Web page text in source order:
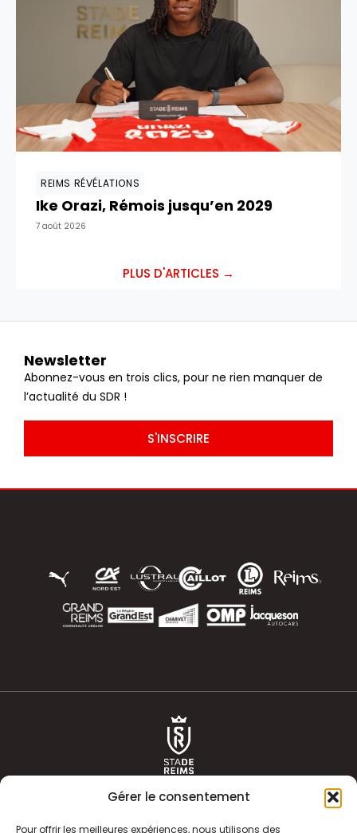
Gérer le consentement
Pour offrir les meilleures expériences, nous utilisons des
REIMS RÉVÉLATIONS
Ike Orazi, Rémois jusqu’en 2029
7 août 2026
PLUS D'ARTICLES →
Newsletter
Abonnez-vous en trois clics, pour ne rien manquer de
l’actualité du SDR !
S'INSCRIRE